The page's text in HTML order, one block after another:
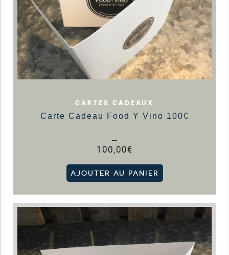
CARTES CADEAUX
Carte Cadeau Food Y Vino 100€
100,00€
AJOUTER AU PANIER